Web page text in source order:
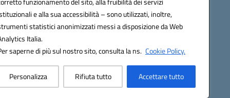
e alla sua accessibilità – sono utilizzati, inoltre,
statistici anonimizzati messi a disposizione da Web
Italia.
saperne di più sul nostro sito, consulta la ns. Cookie Policy.
Personalizza Rifiuta tutto Accettare tutto